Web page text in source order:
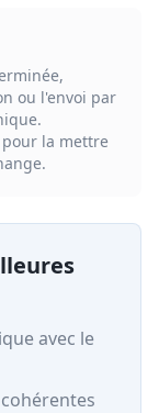
ou l'envoi par
pour la mettre
avec le